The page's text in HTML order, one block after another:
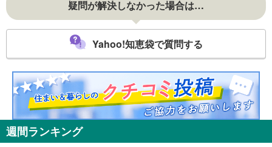
疑問が解決しなかった場合は…
Yahoo!知恵袋で質問する
週間ランキング